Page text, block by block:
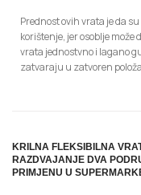
Prednost ovih vrata je da
korištenje, jer osoblje
vrata jednostvno i lagano
zatvaraju u zatvoren
KRILNA FLEKSIBILNA
RAZDVAJANJE DVA
PRIMJENU U